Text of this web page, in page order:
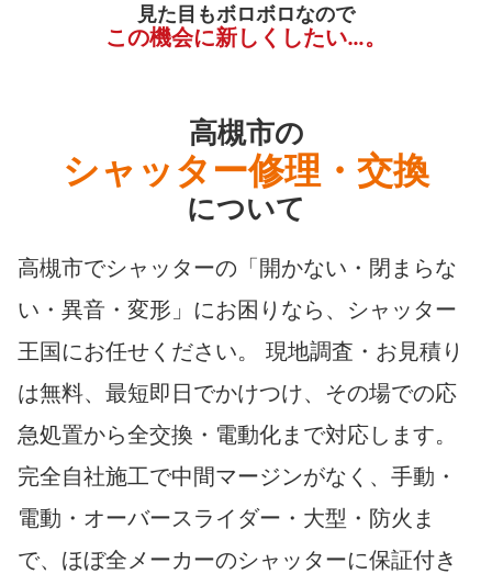
見た目もボロボロなので
この機会に新しくしたい…。
高槻市の
シャッター修理・交換
について
高槻市でシャッターの「開かない・閉まらな
い・異音・変形」にお困りなら、シャッター
王国にお任せください。 現地調査・お見積り
は無料、最短即日でかけつけ、その場での応
急処置から全交換・電動化まで対応します。
完全自社施工で中間マージンがなく、手動・
電動・オーバースライダー・大型・防火ま
で、ほぼ全メーカーのシャッターに保証付き